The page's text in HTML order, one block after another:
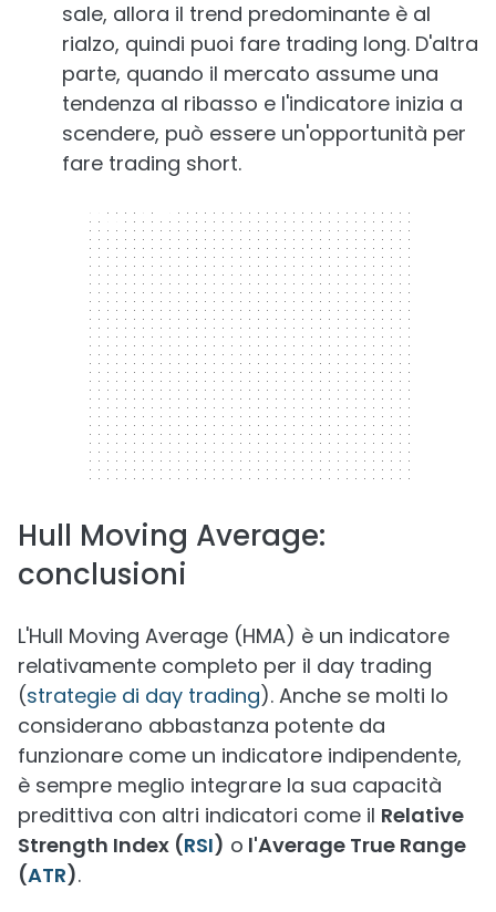
sale, allora il trend predominante è al
rialzo, quindi puoi fare trading long. D'altra
parte, quando il mercato assume una
tendenza al ribasso e l'indicatore inizia a
scendere, può essere un'opportunità per
fare trading short.
300 x 250
Hull Moving Average:
conclusioni
L'Hull Moving Average (HMA) è un indicatore
relativamente completo per il day trading
(strategie di day trading). Anche se molti lo
considerano abbastanza potente da
funzionare come un indicatore indipendente,
è sempre meglio integrare la sua capacità
predittiva con altri indicatori come il Relative
Strength Index (RSI) o l'Average True Range
(ATR).